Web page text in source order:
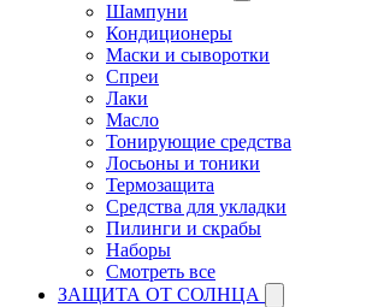
Шампуни
Кондиционеры
Маски и сыворотки
Спреи
Лаки
Масло
Тонирующие средства
Лосьоны и тоники
Термозащита
Средства для укладки
Пилинги и скрабы
Наборы
Смотреть все
ЗАЩИТА ОТ СОЛНЦА